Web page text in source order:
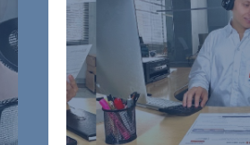
una cotización
incluye todos
asociados a la
transporte, el
montaje, y
adicional